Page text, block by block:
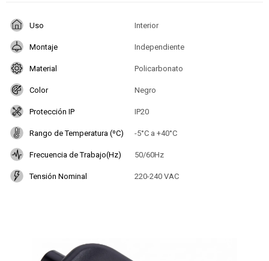
Uso Interior
Montaje Independiente
Material Policarbonato
Color Negro
Protección IP IP20
Rango de Temperatura (ºC) -5°C a +40°C
Frecuencia de Trabajo(Hz) 50/60Hz
Tensión Nominal 220-240 VAC